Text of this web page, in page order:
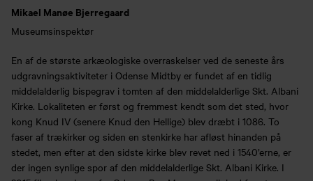
Mikael Manøe Bjerregaard
Museumsinspektør
En af de største arkæologiske overraskelser ved de seneste års
udgravningsaktiviteter i Odense Midtby er fundet af en tidlig
middelalderlig bispegrav i tomten af den middelalderlige Skt. Albani
Kirke. Lokaliteten er først og fremmest kendt som det sted, hvor
kong Knud IV (senere Knud den Hellige) blev dræbt i 1086. To
faser af trækirker og siden en stenkirke har afløst hinanden på
stedet, men efter at den sidste kirke blev revet ned i 1540’erne, er
der ingen synlige spor af den middelalderlige Skt. Albani Kirke. I